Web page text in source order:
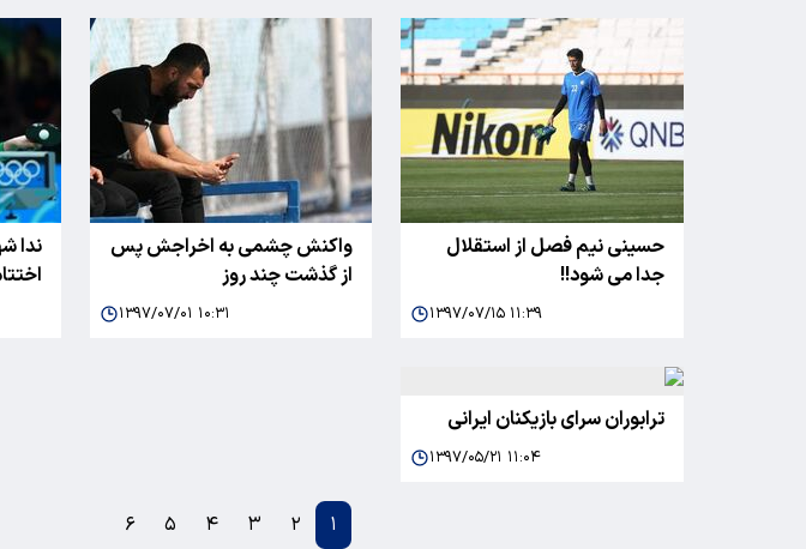
حسینی نیم فصل از استقلال
جدا می شود!!
۱۳۹۷/۰۷/۱۵ ۱۱:۳۹
واکنش چشمی به اخراجش پس
از گذشت چند روز
۱۳۹۷/۰۷/۰۱ ۱۰:۳۱
ندا
ترابوران سرای بازیکنان ایرانی
۱۳۹۷/۰۵/۲۱ ۱۱:۰۴
۱ ۲ ۳ ۴ ۵ ۶